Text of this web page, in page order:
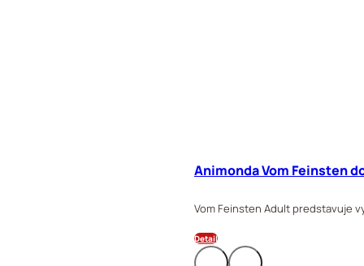
Animonda Vom Feinsten
Vom Feinsten Adult predstavuje
Detail